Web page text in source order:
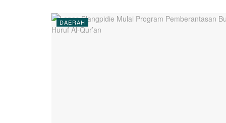
DAERAH